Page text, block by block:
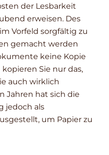
der Lesbarkeit
erweisen. Des
Vorfeld sorgfältig zu
gemacht werden
keine Kopie
Sie nur das,
auch wirklich
Jahren hat sich die
jedoch als
um Papier zu